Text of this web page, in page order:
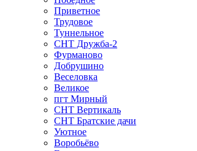
Приветное
Трудовое
Туннельное
СНТ Дружба-2
Фурманово
Добрушино
Веселовка
Великое
пгт Мирный
СНТ Вертикаль
СНТ Братские дачи
Уютное
Воробьёво